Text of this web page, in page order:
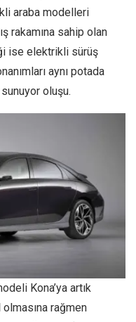
araba modelleri
rakamına sahip olan
ise elektrikli sürüş
aynı potada
oluşu.
Kona’ya artık
rağmen